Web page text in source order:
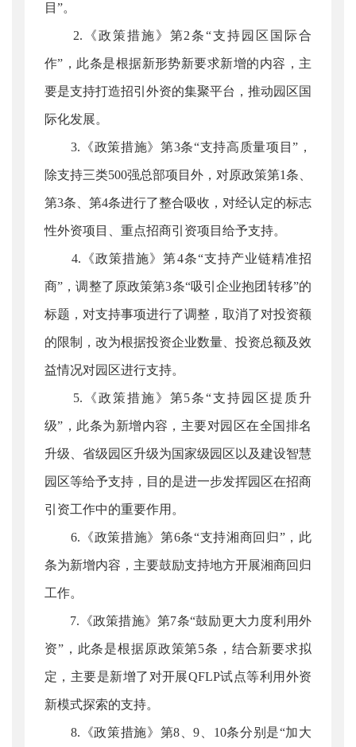
目”。
2.《政策措施》第2条“支持园区国际合
作”，此条是根据新形势新要求新增的内容，主
要是支持打造招引外资的集聚平台，推动园区国
际化发展。
3.《政策措施》第3条“支持高质量项目”，
除支持三类500强总部项目外，对原政策第1条、
第3条、第4条进行了整合吸收，对经认定的标志
性外资项目、重点招商引资项目给予支持。
4.《政策措施》第4条“支持产业链精准招
商”，调整了原政策第3条“吸引企业抱团转移”的
标题，对支持事项进行了调整，取消了对投资额
的限制，改为根据投资企业数量、投资总额及效
益情况对园区进行支持。
5.《政策措施》第5条“支持园区提质升
级”，此条为新增内容，主要对园区在全国排名
升级、省级园区升级为国家级园区以及建设智慧
园区等给予支持，目的是进一步发挥园区在招商
引资工作中的重要作用。
6.《政策措施》第6条“支持湘商回归”，此
条为新增内容，主要鼓励支持地方开展湘商回归
工作。
7.《政策措施》第7条“鼓励更大力度利用外
资”，此条是根据原政策第5条，结合新要求拟
定，主要是新增了对开展QFLP试点等利用外资
新模式探索的支持。
8.《政策措施》第8、9、10条分别是“加大